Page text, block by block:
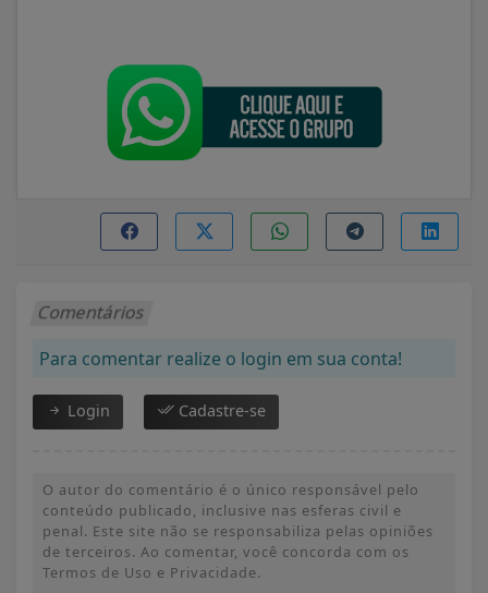
Comentários
Para comentar realize o login em sua conta!
Login Cadastre-se
O autor do comentário é o único responsável pelo
conteúdo publicado, inclusive nas esferas civil e
penal. Este site não se responsabiliza pelas opiniões
de terceiros. Ao comentar, você concorda com os
Termos de Uso e Privacidade.